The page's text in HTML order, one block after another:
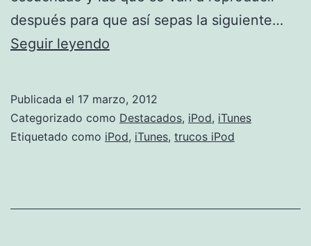
después para que así sepas la siguiente…
Seguir leyendo
un
DJ
sesiones
Publicada el 17 marzo, 2012
Categorizado como Destacados, iPod, iTunes
Etiquetado como iPod, iTunes, trucos iPod